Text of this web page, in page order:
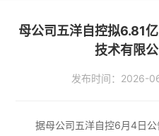
母公司五洋自控拟6.81
技术有限
发布时间： 2026-
据母公司五洋自控6月4日